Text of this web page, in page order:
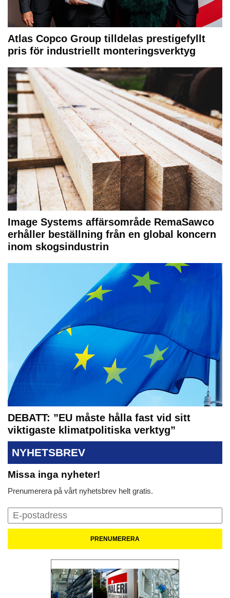
Atlas Copco Group tilldelas prestigefyllt
pris för industriellt monteringsverktyg
Image Systems affärsområde RemaSawco
erhåller beställning från en global koncern
inom skogsindustrin
DEBATT: ”EU måste hålla fast vid sitt
viktigaste klimatpolitiska verktyg”
NYHETSBREV
Missa inga nyheter!
Prenumerera på vårt nyhetsbrev helt gratis.